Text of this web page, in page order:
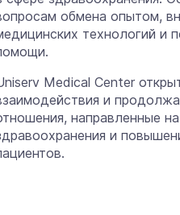
обмена опытом,
технологий и
Medical Center
и
направленные
и